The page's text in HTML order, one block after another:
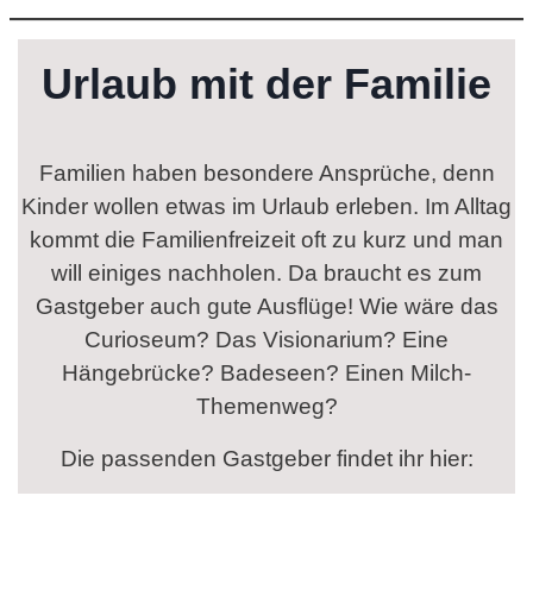
Urlaub mit der Familie
Familien haben besondere Ansprüche, denn
Kinder wollen etwas im Urlaub erleben. Im Alltag
kommt die Familienfreizeit oft zu kurz und man
will einiges nachholen. Da braucht es zum
Gastgeber auch gute Ausflüge! Wie wäre das
Curioseum? Das Visionarium? Eine
Hängebrücke? Badeseen? Einen Milch-
Themenweg?
Die passenden Gastgeber findet ihr hier: